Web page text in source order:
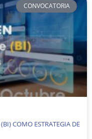
CONVOCATORIA
COMO ESTRATEGIA DE